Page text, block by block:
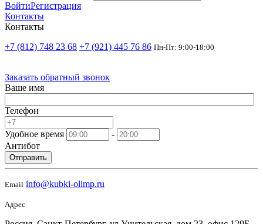
ВойтиРегистрация
Контакты
Контакты
+7 (812) 748 23 68 +7 (921) 445 76 86 Пн-Пт: 9:00-18:00
Заказать обратный звонок
Ваше имя
Телефон
Удобное время
-
Антибот
Отправить
Email info@kubki-olimp.ru
Адрес